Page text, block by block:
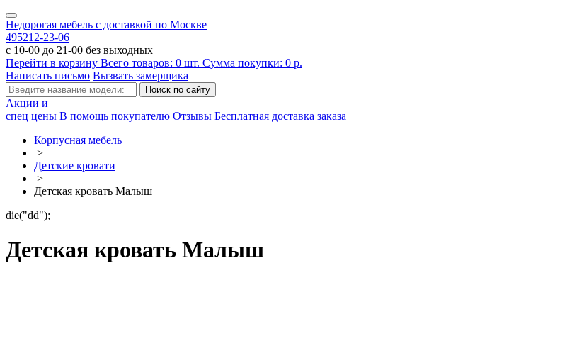
Недорогая мебель с доставкой по Москве
495212-23-06
с 10-00 до 21-00 без выходных
Перейти в корзину Всего товаров: 0 шт. Сумма покупки: 0 р.
Написать письмо Вызвать замерщика
Акции и
спец цены В помощь покупателю Отзывы Бесплатная доставка заказа
Корпусная мебель
>
Детские кровати
>
Детская кровать Малыш
die("dd");
Детская кровать Малыш